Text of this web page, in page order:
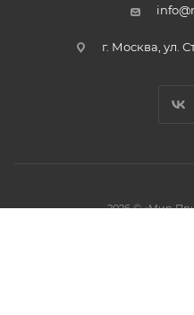
г. Москва, ул.
2026 © «Мир